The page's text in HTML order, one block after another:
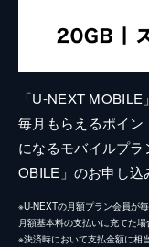
「U-NEXT
毎月もらえるポイ
になるモバイルプ
OBILE」のお申し込
※U-NEXTの月額プラン会員が
月額基本料の支払いに充てた場
※決済時において支払金額に相